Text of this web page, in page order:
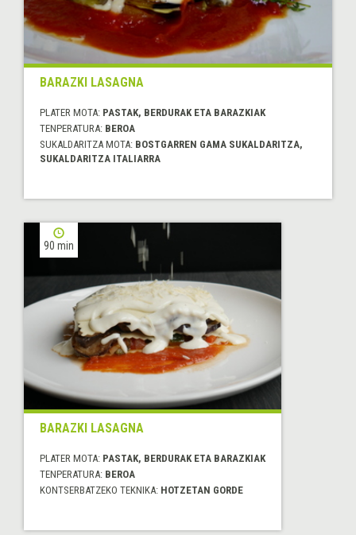
BARAZKI LASAGNA
PLATER MOTA: PASTAK, BERDURAK ETA BARAZKIAK
TENPERATURA: BEROA
SUKALDARITZA MOTA: BOSTGARREN GAMA SUKALDARITZA,
SUKALDARITZA ITALIARRA
90 min
BARAZKI LASAGNA
PLATER MOTA: PASTAK, BERDURAK ETA BARAZKIAK
TENPERATURA: BEROA
KONTSERBATZEKO TEKNIKA: HOTZETAN GORDE